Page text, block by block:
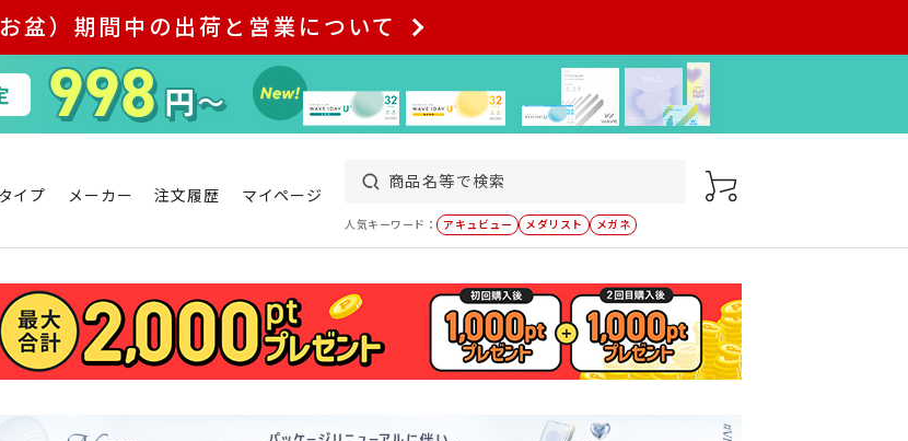
盆）期間中の出荷と営業について
イプ メーカー 注文履歴 マイページ
人気キーワード： アキュビュー メダリスト メガネ